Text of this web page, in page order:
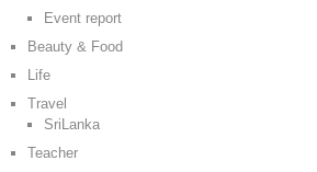
Event report
Beauty & Food
Life
Travel
SriLanka
Teacher